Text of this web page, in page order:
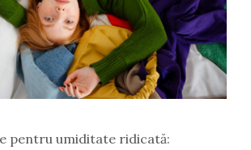
pentru umiditate ridicată: